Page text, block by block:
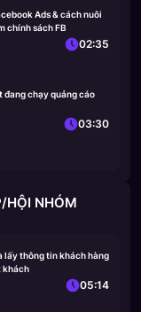
Ads & cách nuôi
chính sách FB
02:35
đang chạy quảng cáo
03:30
HỘI NHÓM
lấy thông tin khách hàng
khách
05:14